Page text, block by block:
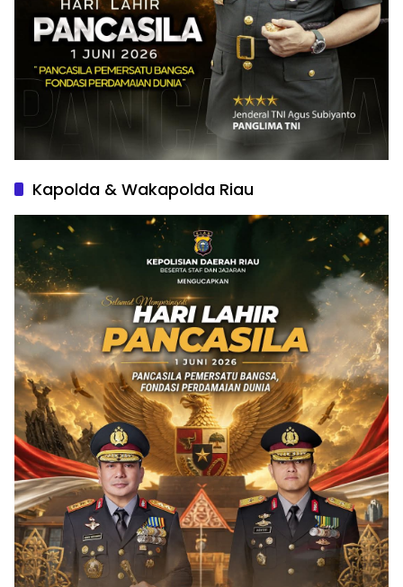
Kapolda & Wakapolda Riau